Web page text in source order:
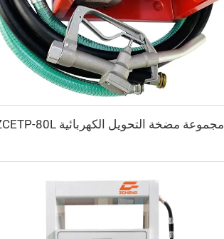
مجموعة مضخة التحويل الكهربائية ZCETP-80L